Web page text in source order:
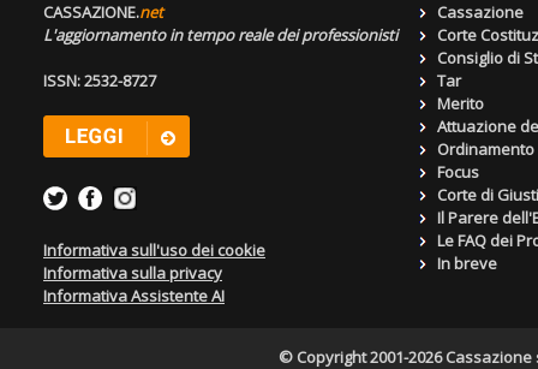
CASSAZIONE.net
L'aggiornamento in tempo reale dei professionisti
ISSN: 2532-8727
Informativa sull'uso dei cookie
Informativa sulla privacy
Informativa Assistente AI
Cassazione
Corte
Consiglio di
Tar
Merito
Attuazione
Focus
Corte di
Il Parere
Le FAQ dei
In breve
© Copyright 2001-2026 Cassazione